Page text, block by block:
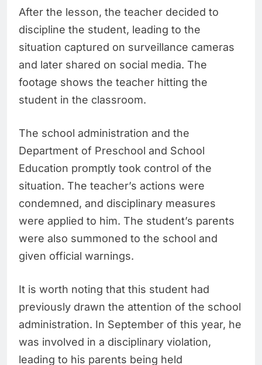
After the lesson, the teacher decided to
discipline the student, leading to the
situation captured on surveillance cameras
and later shared on social media. The
footage shows the teacher hitting the
student in the classroom.
The school administration and the
Department of Preschool and School
Education promptly took control of the
situation. The teacher’s actions were
condemned, and disciplinary measures
were applied to him. The student’s parents
were also summoned to the school and
given official warnings.
It is worth noting that this student had
previously drawn the attention of the school
administration. In September of this year, he
was involved in a disciplinary violation,
leading to his parents being held